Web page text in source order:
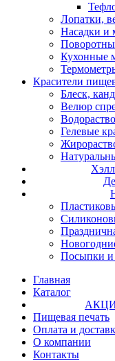
Лопатки,
Насадки и
Кухонные
Красители
Блеск,
Велюр
Гелевые
Посыпки и
Главная
Каталог
Пищевая печать
Оплата и
О компании
Контакты